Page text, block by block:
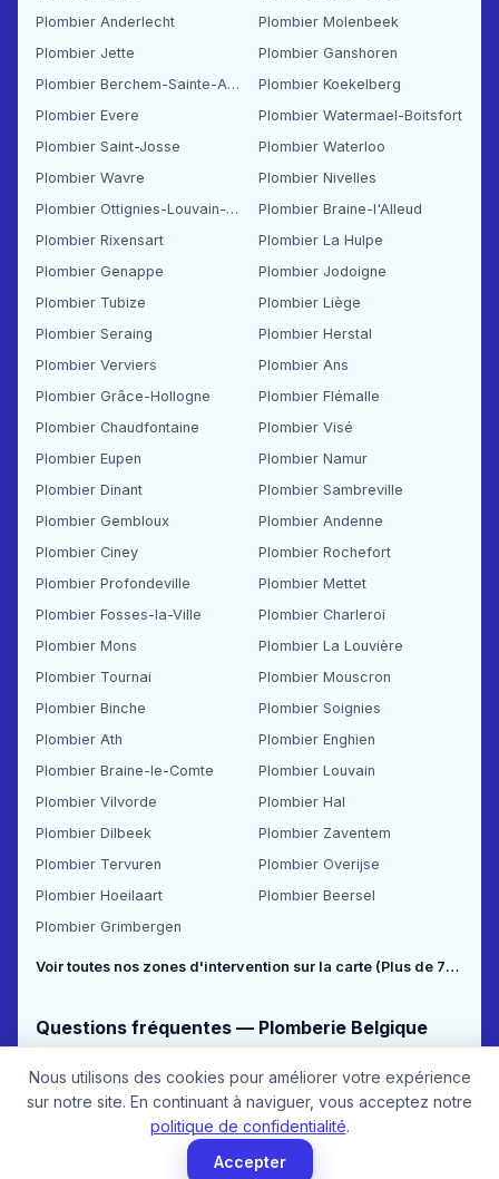
Plombier Anderlecht
Plombier Molenbeek
Plombier Jette
Plombier Ganshoren
Plombier Berchem-Sainte-Agathe
Plombier Koekelberg
Plombier Evere
Plombier Watermael-Boitsfort
Plombier Saint-Josse
Plombier Waterloo
Plombier Wavre
Plombier Nivelles
Plombier Ottignies-Louvain-la-Neuve
Plombier Braine-l'Alleud
Plombier Rixensart
Plombier La Hulpe
Plombier Genappe
Plombier Jodoigne
Plombier Tubize
Plombier Liège
Plombier Seraing
Plombier Herstal
Plombier Verviers
Plombier Ans
Plombier Grâce-Hollogne
Plombier Flémalle
Plombier Chaudfontaine
Plombier Visé
Plombier Eupen
Plombier Namur
Plombier Dinant
Plombier Sambreville
Plombier Gembloux
Plombier Andenne
Plombier Ciney
Plombier Rochefort
Plombier Profondeville
Plombier Mettet
Plombier Fosses-la-Ville
Plombier Charleroi
Plombier Mons
Plombier La Louvière
Plombier Tournai
Plombier Mouscron
Plombier Binche
Plombier Soignies
Plombier Ath
Plombier Enghien
Plombier Braine-le-Comte
Plombier Louvain
Plombier Vilvorde
Plombier Hal
Plombier Dilbeek
Plombier Zaventem
Plombier Tervuren
Plombier Overijse
Plombier Hoeilaart
Plombier Beersel
Plombier Grimbergen
Voir toutes nos zones d'intervention sur la carte (Plus de 70 communes couvertes) →
Questions fréquentes — Plomberie Belgique
Combien coûte un débouchage d'urgence à Bruxelles ?
Quel est le prix d'un débouchage de WC en Belgique ?
Nous utilisons des cookies pour améliorer votre expérience
sur notre site. En continuant à naviguer, vous acceptez notre
politique de confidentialité.
Accepter